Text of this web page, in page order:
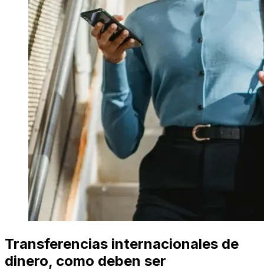
Transferencias internacionales de
dinero, como deben ser